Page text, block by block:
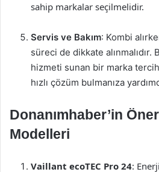
sahip markalar seçilmelidir.
Servis ve Bakım: Kombi
süreci de dikkate
hizmeti sunan bir marka
hızlı çözüm bulmanıza
Donanımhaber’in
Modelleri
Vaillant ecoTEC Pro 24: